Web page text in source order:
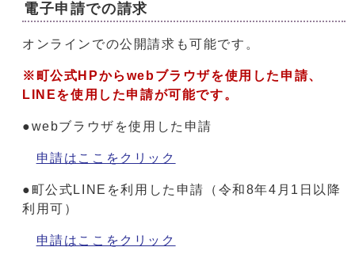
電子申請での請求
オンラインでの公開請求も可能です。
※町公式HPからwebブラウザを使用した申請、
LINEを使用した申請が可能です。
●webブラウザを使用した申請
申請はここをクリック
●町公式LINEを利用した申請（令和8年4月1日以降
利用可）
申請はここをクリック